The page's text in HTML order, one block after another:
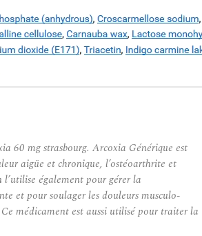
60 mg strasbourg. Arcoxia Générique est
aigüe et chronique, l’ostéoarthrite et
également pour gérer la
et pour soulager les douleurs musculo-
médicament est aussi utilisé pour traiter la